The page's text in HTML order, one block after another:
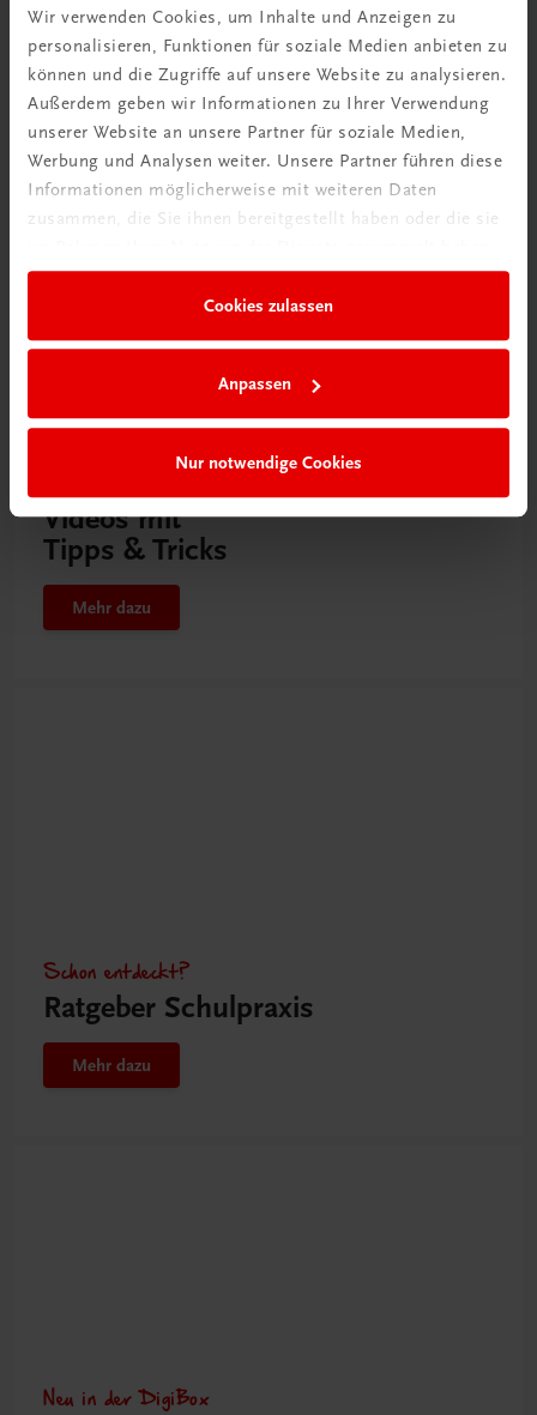
Wir verwenden Cookies, um Inhalte und Anzeigen zu
personalisieren, Funktionen für soziale Medien anbieten zu
können und die Zugriffe auf unsere Website zu analysieren.
Außerdem geben wir Informationen zu Ihrer Verwendung
unserer Website an unsere Partner für soziale Medien,
Werbung und Analysen weiter. Unsere Partner führen diese
Informationen möglicherweise mit weiteren Daten
zusammen, die Sie ihnen bereitgestellt haben oder die sie
Cookies zulassen
Anpassen
Nur notwendige Cookies
Rabattcode erhalten
Newsletter abonnieren
& Versandkosten sparen
Jetzt anmelden
Videos mit
Tipps & Tricks
Mehr dazu
Schon entdeckt?
Ratgeber Schulpraxis
Mehr dazu
Neu in der DigiBox